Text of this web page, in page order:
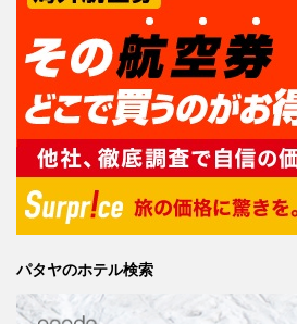
パタヤのホテル検索